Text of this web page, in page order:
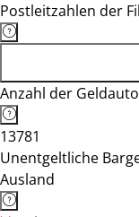
Postleitzahlen der
Anzahl der
13781
Unentgeltliche
Ausland